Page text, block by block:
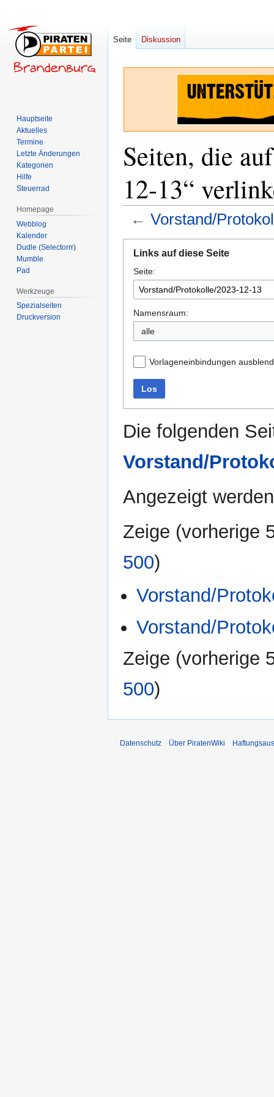
Seiten, die
12-13“
← Vorstand/
Navigation
springen
Suche
springen
Links auf diese Seite
Seite:
Namensraum:
alle
Vorlageneinbindungen
Los
Die folgenden
Vorstand/
Angezeigt
Zeige (vorherige
500)
Vorstand/
Vorstand/
Zeige (vorherige
500)
Seite Diskussion
Hauptseite
Aktuelles
Termine
Letzte Änderungen
Kategorien
Hilfe
Steuerrad
Homepage
Webblog
Kalender
Dudle (Selectorrr)
Mumble
Pad
Werkzeuge
Spezialseiten
Druckversion
Datenschutz Über PiratenWiki